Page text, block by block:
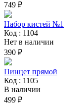
749 ₽
Набор кистей №1
Код : 1104
Нет в наличии
390 ₽
Пинцет прямой
Код : 1105
В наличии
499 ₽